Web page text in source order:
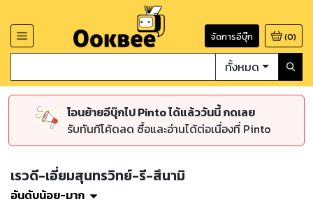
จัดการอีบุ๊ก (0)
ทั้งหมด
โอนย้ายอีบุ๊กไป Pinto ได้แล้ววันนี้ กดเลย
รับทันทีโค้ดลด ซื้อและอ่านได้ต่อเนื่องที่ Pinto
เรวดี-เอี่ยมสุนทรวิทย์-รี-สึนามิ
อันดับน้อย-มาก